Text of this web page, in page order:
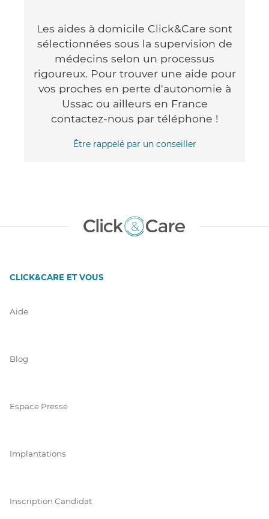
Les aides à domicile Click&Care sont
sélectionnées sous la supervision de
médecins selon un processus
rigoureux. Pour trouver une aide pour
vos proches en perte d'autonomie à
Ussac ou ailleurs en France
contactez-nous par téléphone !
Être rappelé par un conseiller
CLICK&CARE ET VOUS
Aide
Blog
Espace Presse
Implantations
Inscription Candidat